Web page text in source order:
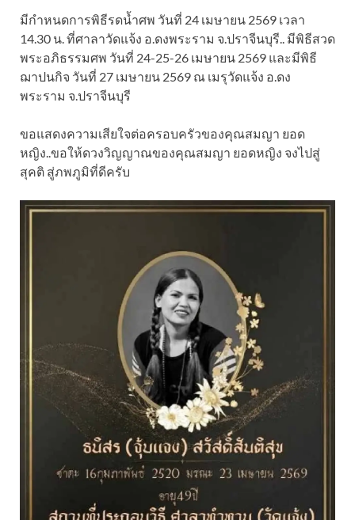
มีกำหนดการพิธีรดน้ำศพ วันที่ 24 เมษายน 2569 เวลา
14.30 น. ที่ศาลาวัดแจ้ง อ.ดงพระราม จ.ปราจีนบุรี.. มีพิธีสวด
พระอภิธรรมศพ วันที่ 24-25-26 เมษายน 2569 และมีพิธี
ฌาปนกิจ วันที่ 27 เมษายน 2569 ณ เมรุวัดแจ้ง อ.ดง
พระราม จ.ปราจีนบุรี
ขอแสดงความเสียใจต่อครอบครัวของคุณสมญา ยอด
หญิง..ขอให้ดวงวิญญาณของคุณสมญา ยอดหญิง จงไปสู่
สุคติ สู่ภพภูมิที่ดีครับ